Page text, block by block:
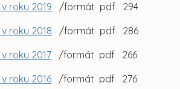
roku 2019 /formát pdf 294
roku 2018
/formát pdf 286
roku 2017
/formát pdf 266
roku 2016
/formát pdf 276